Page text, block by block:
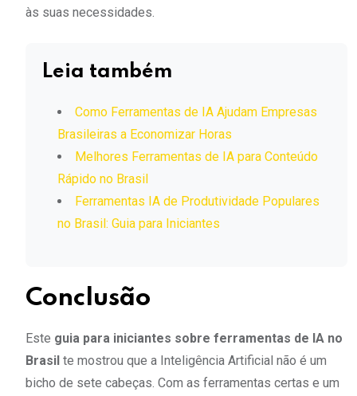
às suas necessidades.
Leia também
Como Ferramentas de IA Ajudam Empresas
Brasileiras a Economizar Horas
Melhores Ferramentas de IA para Conteúdo
Rápido no Brasil
Ferramentas IA de Produtividade Populares
no Brasil: Guia para Iniciantes
Conclusão
Este guia para iniciantes sobre ferramentas de IA no
Brasil te mostrou que a Inteligência Artificial não é um
bicho de sete cabeças. Com as ferramentas certas e um